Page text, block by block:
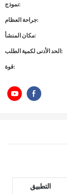
نموذج:
جراحة العظام:
مكان المنشأ:
الحد الأدنى لكمية الطلب:
قوة:
التطبيق